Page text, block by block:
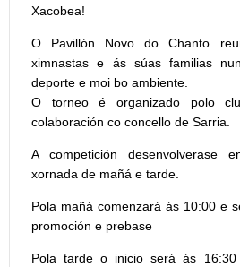
Xacobea!
O Pavillón Novo do Chanto
ximnastas e ás súas familias
deporte e moi bo ambiente.
O torneo é organizado polo
colaboración co concello de Sarria.
A competición desenvolverase
xornada de mañá e tarde.
Pola mañá comenzará ás 10:00 e
promoción e prebase
Pola tarde o inicio será ás